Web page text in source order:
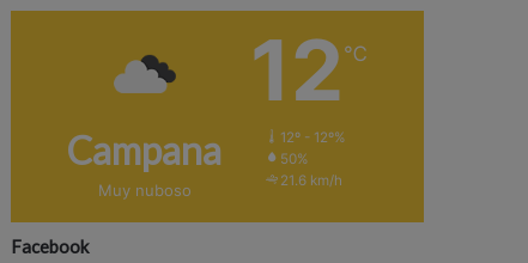
Campana
Muy nuboso
12 ℃
12º - 12º%
50%
21.6 km/h
Facebook